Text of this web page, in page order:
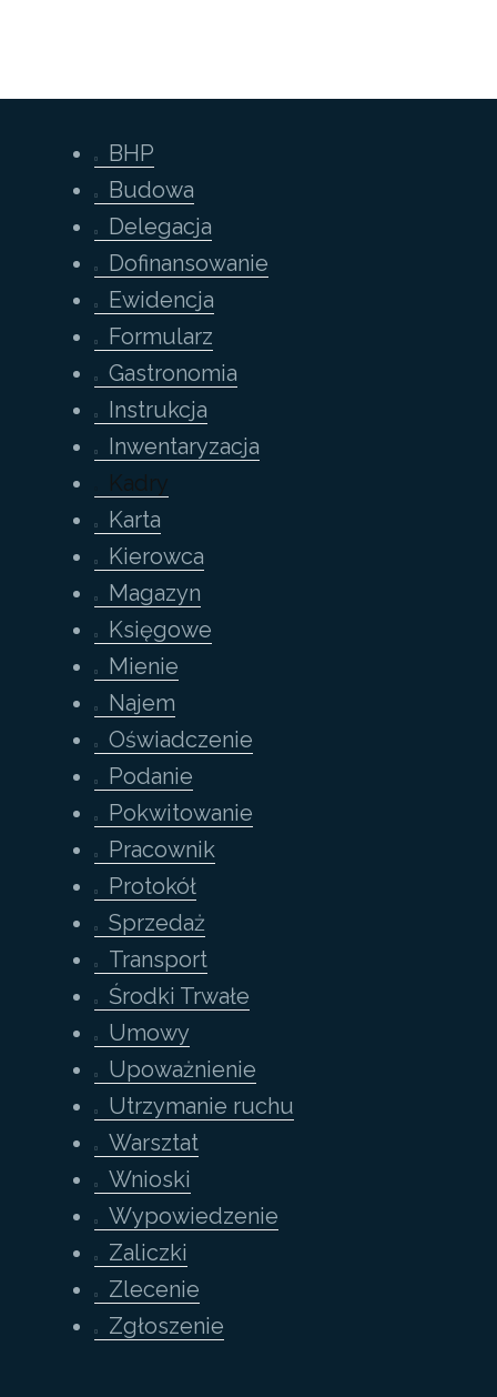
BHP
Budowa
Delegacja
Dofinansowanie
Ewidencja
Formularz
Gastronomia
Instrukcja
Inwentaryzacja
Kadry
Karta
Kierowca
Magazyn
Księgowe
Mienie
Najem
Oświadczenie
Podanie
Pokwitowanie
Pracownik
Protokół
Sprzedaż
Transport
Środki Trwałe
Umowy
Upoważnienie
Utrzymanie ruchu
Warsztat
Wnioski
Wypowiedzenie
Zaliczki
Zlecenie
Zgłoszenie